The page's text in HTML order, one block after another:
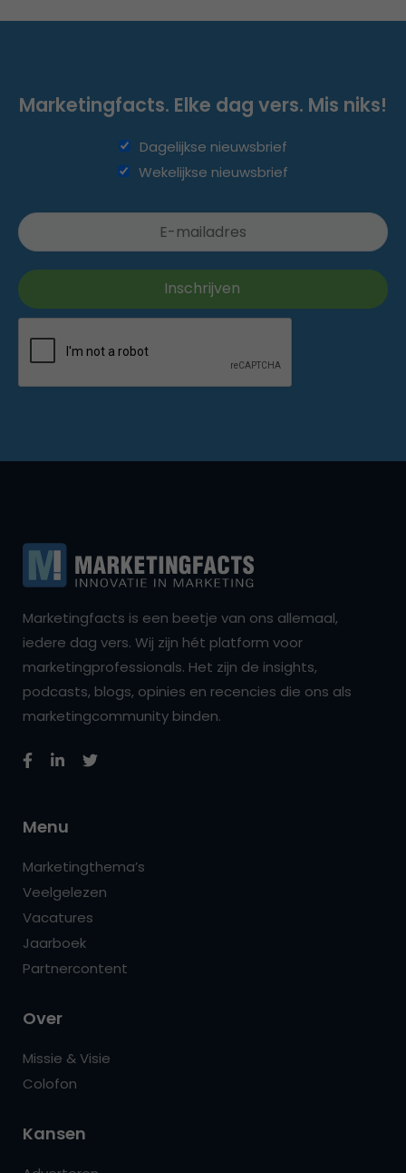
Marketingfacts. Elke dag vers. Mis niks!
Dagelijkse nieuwsbrief
Wekelijkse nieuwsbrief
Marketingfacts is een beetje van ons allemaal,
iedere dag vers. Wij zijn hét platform voor
marketingprofessionals. Het zijn de insights,
podcasts, blogs, opinies en recencies die ons als
marketingcommunity binden.
Menu
Marketingthema’s
Veelgelezen
Vacatures
Jaarboek
Partnercontent
Over
Missie & Visie
Colofon
Kansen